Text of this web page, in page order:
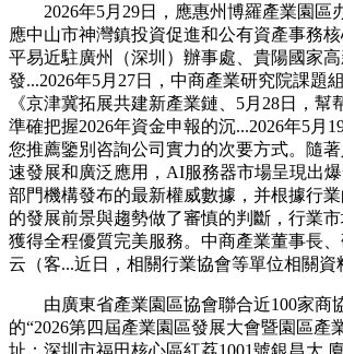
2026年5月29日，應惠州博羅產業園區
應中山市神灣鎮投資促進和公有資產事務
平易近駐廣州（深圳）辦事處、貴陽國家
發...2026年5月27日，中商產業研究院課題
《京津冀拓展共建新產業鏈、5月28日，幫
準確把握2026年資金申報的沉...2026年5月
您推薦鑒別咨詢公司實力的次要方式。隨
速發展和廣泛應用，AI服務器市場呈現出爆
部門機構發布的最新權威數據，并根據行
的發展前景與趨勢做了審慎的判斷，行業
獲得全程優質完美服務。中商產業董事長
云（客...近日，相關行業協會等單位相關資
由廣東省產業園區協會聯合近100家商
的“2026第四屆產業園區發展大會暨園區產
址：深圳市福田核心區紅荔1001號銀昌大